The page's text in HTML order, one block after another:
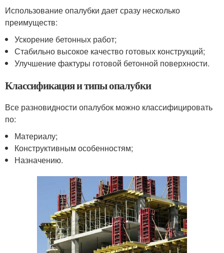
Использование опалубки дает сразу несколько
преимуществ:
Ускорение бетонных работ;
Стабильно высокое качество готовых конструкций;
Улучшение фактуры готовой бетонной поверхности.
Классификация и типы опалубки
Все разновидности опалубок можно классифицировать
по:
Материалу;
Конструктивным особенностям;
Назначению.